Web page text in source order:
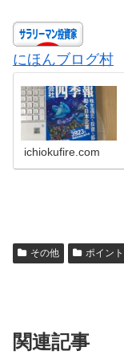
にほんブログ村
ichiokufire.com
その他 ポイント
関連記事